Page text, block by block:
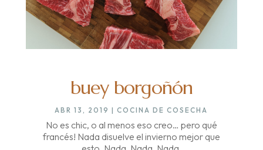
buey borgoñón
ABR 13, 2019 |COCINA DE COSECHA
No es chic, o al menos eso creo… pero qué
francés! Nada disuelve el invierno mejor que